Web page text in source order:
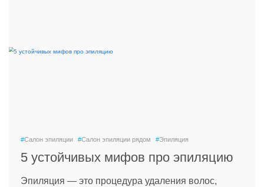
#Салон эпиляции #Салон эпиляции рядом #Эпиляция
5 устойчивых мифов про эпиляцию
Эпиляция — это процедура удаления волос,